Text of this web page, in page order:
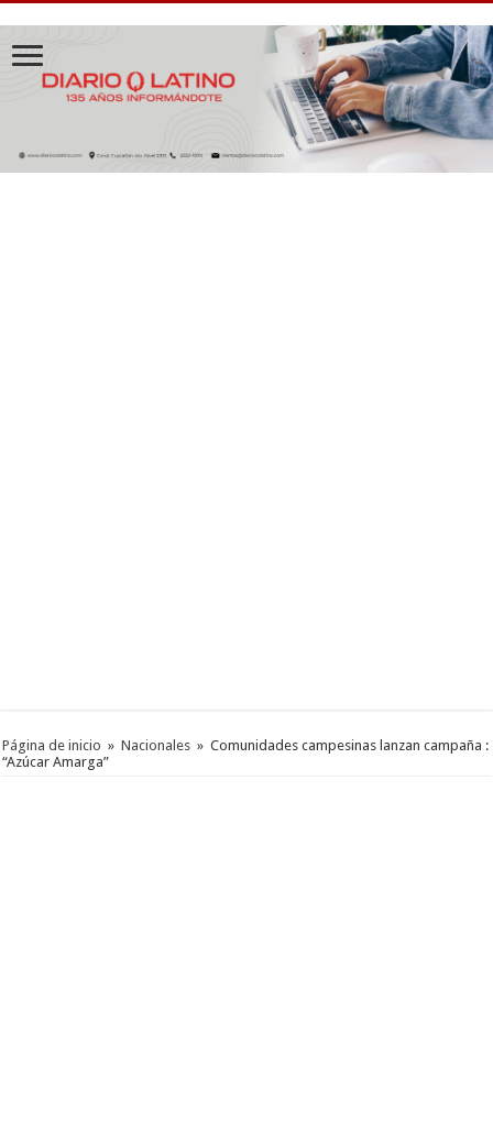
Página de inicio » Nacionales » Comunidades campesinas lanzan campaña :
“Azúcar Amarga”